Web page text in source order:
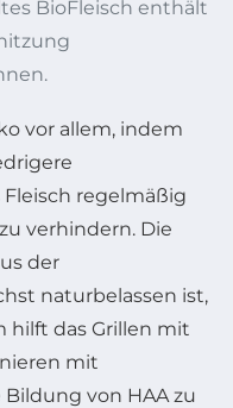
BioFleisch enthält
vor allem, indem
regelmäßig
verhindern. Die
der
naturbelassen ist,
hilft das Grillen mit
mit
von HAA zu